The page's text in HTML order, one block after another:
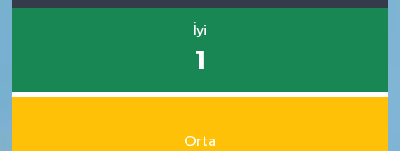
İyi
1
Orta